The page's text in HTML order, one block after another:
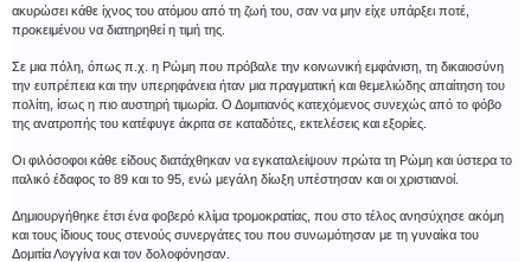
ακυρώσει κάθε ίχνος του ατόμου από τη ζωή του, σαν να μην είχε υπάρξει ποτέ,
προκειμένου να διατηρηθεί η τιμή της.
Σε μια πόλη, όπως π.χ. η Ρώμη που πρόβαλε την κοινωνική εμφάνιση, τη δικαιοσύνη
την ευπρέπεια και την υπερηφάνεια ήταν μια πραγματική και θεμελιώδης απαίτηση του
πολίτη, ίσως η πιο αυστηρή τιμωρία. Ο Δομιτιανός κατεχόμενος συνεχώς από το φόβο
της ανατροπής του κατέφυγε άκριτα σε καταδότες, εκτελέσεις και εξορίες.
Οι φιλόσοφοι κάθε είδους διατάχθηκαν να εγκαταλείψουν πρώτα τη Ρώμη και ύστερα το
ιταλικό έδαφος το 89 και το 95, ενώ μεγάλη δίωξη υπέστησαν και οι χριστιανοί.
Δημιουργήθηκε έτσι ένα φοβερό κλίμα τρομοκρατίας, που στο τέλος ανησύχησε ακόμη
και τους ίδιους τους στενούς συνεργάτες του που συνωμότησαν με τη γυναίκα του
Δομιτία Λογγίνα και τον δολοφόνησαν.